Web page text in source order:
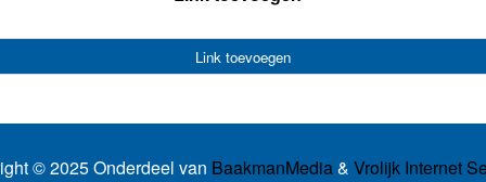
Link toevoegen
© 2025 Onderdeel van BaakmanMedia& Vrolijk Internet